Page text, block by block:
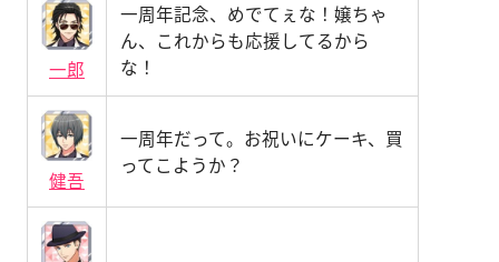
一郎
一周年記念、めでてぇな！嬢ちゃ
ん、これからも応援してるから
な！
健吾
一周年だって。お祝いにケーキ、買
ってこようか？